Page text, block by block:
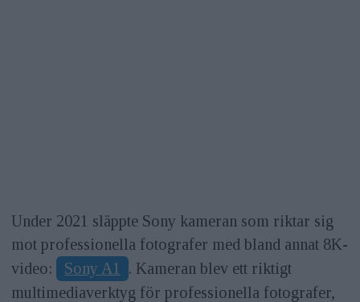
Under 2021 släppte Sony kameran som riktar sig
mot professionella fotografer med bland annat 8K-
video:
Sony A1
. Kameran blev ett riktigt
multimediaverktyg för professionella fotografer,